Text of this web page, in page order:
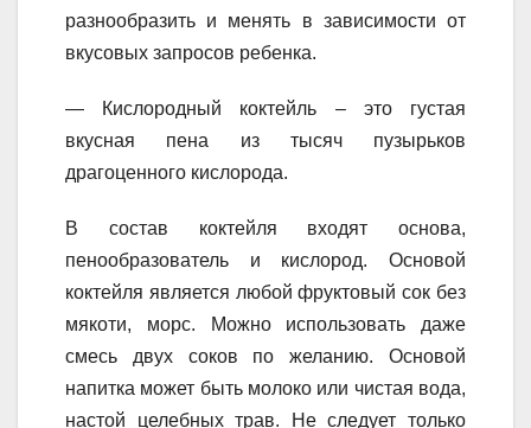
разнообразить и менять в зависимости от
вкусовых запросов ребенка.
— Кислородный коктейль – это густая
вкусная пена из тысяч пузырьков
драгоценного кислорода.
В состав коктейля входят основа,
пенообразователь и кислород. Основой
коктейля является любой фруктовый сок без
мякоти, морс. Можно использовать даже
смесь двух соков по желанию. Основой
напитка может быть молоко или чистая вода,
настой целебных трав. Не следует только